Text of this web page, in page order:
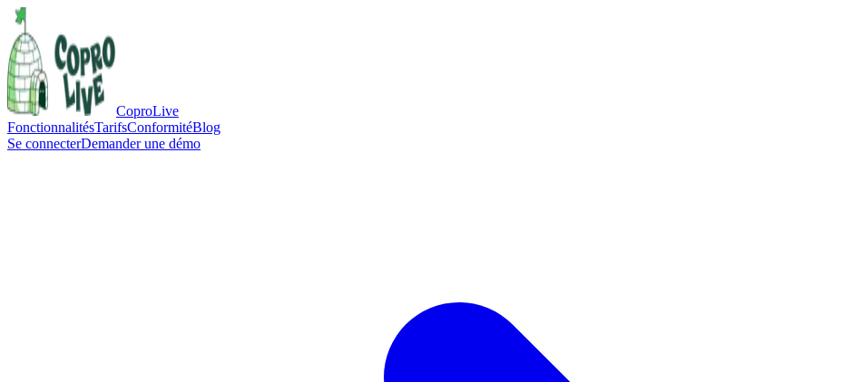
CoproLive
FonctionnalitésTarifsConformitéBlog
Se connecterDemander une démo